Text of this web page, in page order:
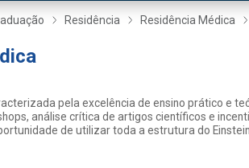
Residência Residência Médica
pela excelência de ensino prático e
análise crítica de artigos científicos e
de utilizar toda a estrutura do